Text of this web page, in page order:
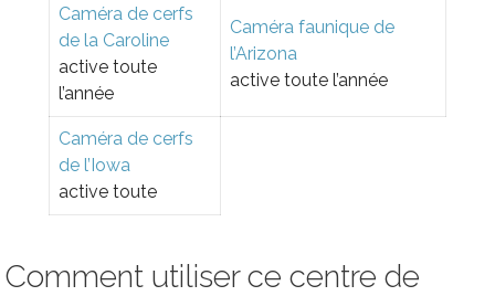
Caméra de cerfs
de la Caroline
active toute
l’année
Caméra faunique de
l’Arizona
active toute l’année
Caméra de cerfs
de l’Iowa
active toute
Comment utiliser ce centre de